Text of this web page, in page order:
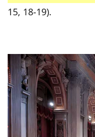
15, 18-19).